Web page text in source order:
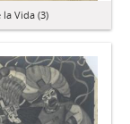
la Vida (3)